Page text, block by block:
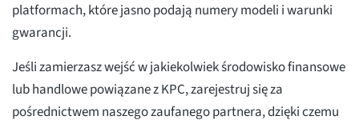
platformach, które jasno podają numery modeli i warunki
gwarancji.
Jeśli zamierzasz wejść w jakiekolwiek środowisko finansowe
lub handlowe powiązane z KPC, zarejestruj się za
pośrednictwem naszego zaufanego partnera, dzięki czemu